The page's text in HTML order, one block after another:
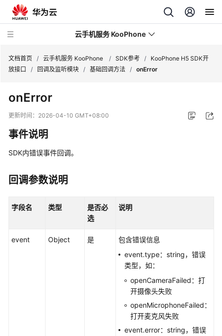
云手机服务 KooPhone
新
动
品
绍
费
文档首页 / 云手机服务 KooPhone / SDK参考 /
KooPhone H5 SDK开
放接口
/ 回调及监听模块 / 基础回调方法 / onError
onError
更新时间： 2026-04-10 GMT+08:00
事件说明
SDK内错误事件回调。
回调参数说明
字段名 类型
是否必
选
说明
event Object 是
包含错误信息
event.type：string，错误
类型，如：
openCameraFailed：打
开摄像头失败
openMicrophoneFailed：
打开麦克风失败
event.error：string，错误